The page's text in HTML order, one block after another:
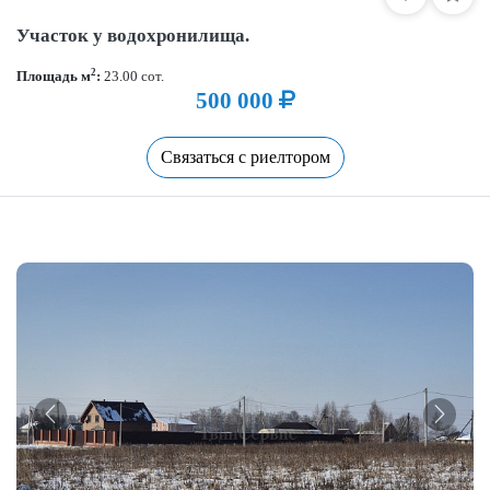
Участок у водохронилища.
Площадь м2: 23.00 сот.
500 000
Связаться с риелтором